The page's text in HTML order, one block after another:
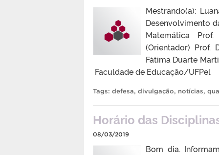
Mestrando(a):
Desenvolvimento
Matemática
(Orientador) Prof.
Fátima Duarte
Faculdade de Educação/UFPel
Tags: defesa, divulgação, notícias,
Horário das
08/03/2019
Bom dia.